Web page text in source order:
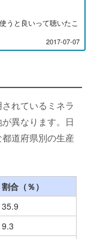
うと良いって聴いたこ
2017-07-07
れているミネラ
異なります。日
道府県別の生産
割合（％）
35.9
9.3